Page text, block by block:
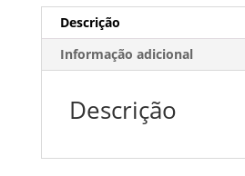
Descrição
Informação adicional
Descrição